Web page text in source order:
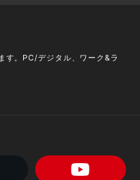
す。PC/デジタル、ワーク&ラ